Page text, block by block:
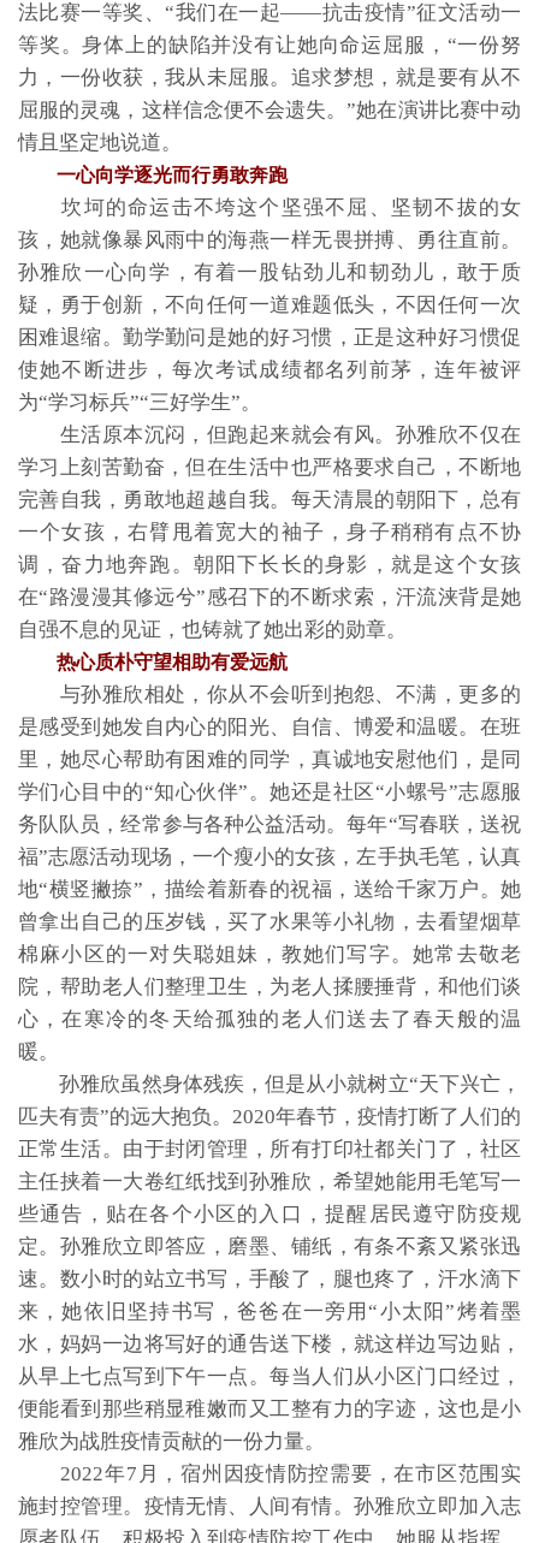
法比赛一等奖、“我们在一起——抗击疫情”征文活动一
等奖。身体上的缺陷并没有让她向命运屈服，“一份努
力，一份收获，我从未屈服。追求梦想，就是要有从不
屈服的灵魂，这样信念便不会遗失。”她在演讲比赛中动
情且坚定地说道。
一心向学逐光而行勇敢奔跑
坎坷的命运击不垮这个坚强不屈、坚韧不拔的女
孩，她就像暴风雨中的海燕一样无畏拼搏、勇往直前。
孙雅欣一心向学，有着一股钻劲儿和韧劲儿，敢于质
疑，勇于创新，不向任何一道难题低头，不因任何一次
困难退缩。勤学勤问是她的好习惯，正是这种好习惯促
使她不断进步，每次考试成绩都名列前茅，连年被评
为“学习标兵”“三好学生”。
生活原本沉闷，但跑起来就会有风。孙雅欣不仅在
学习上刻苦勤奋，但在生活中也严格要求自己，不断地
完善自我，勇敢地超越自我。每天清晨的朝阳下，总有
一个女孩，右臂甩着宽大的袖子，身子稍稍有点不协
调，奋力地奔跑。朝阳下长长的身影，就是这个女孩
在“路漫漫其修远兮”感召下的不断求索，汗流浃背是她
自强不息的见证，也铸就了她出彩的勋章。
热心质朴守望相助有爱远航
与孙雅欣相处，你从不会听到抱怨、不满，更多的
是感受到她发自内心的阳光、自信、博爱和温暖。在班
里，她尽心帮助有困难的同学，真诚地安慰他们，是同
学们心目中的“知心伙伴”。她还是社区“小螺号”志愿服
务队队员，经常参与各种公益活动。每年“写春联，送祝
福”志愿活动现场，一个瘦小的女孩，左手执毛笔，认真
地“横竖撇捺”，描绘着新春的祝福，送给千家万户。她
曾拿出自己的压岁钱，买了水果等小礼物，去看望烟草
棉麻小区的一对失聪姐妹，教她们写字。她常去敬老
院，帮助老人们整理卫生，为老人揉腰捶背，和他们谈
心，在寒冷的冬天给孤独的老人们送去了春天般的温
暖。
孙雅欣虽然身体残疾，但是从小就树立“天下兴亡，
匹夫有责”的远大抱负。2020年春节，疫情打断了人们的
正常生活。由于封闭管理，所有打印社都关门了，社区
主任挟着一大卷红纸找到孙雅欣，希望她能用毛笔写一
些通告，贴在各个小区的入口，提醒居民遵守防疫规
定。孙雅欣立即答应，磨墨、铺纸，有条不紊又紧张迅
速。数小时的站立书写，手酸了，腿也疼了，汗水滴下
来，她依旧坚持书写，爸爸在一旁用“小太阳”烤着墨
水，妈妈一边将写好的通告送下楼，就这样边写边贴，
从早上七点写到下午一点。每当人们从小区门口经过，
便能看到那些稍显稚嫩而又工整有力的字迹，这也是小
雅欣为战胜疫情贡献的一份力量。
2022年7月，宿州因疫情防控需要，在市区范围实
施封控管理。疫情无情、人间有情。孙雅欣立即加入志